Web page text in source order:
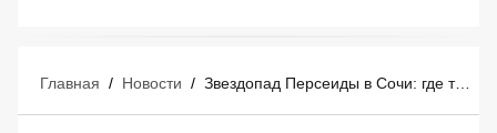
Главная / Новости / Звездопад Персеиды в Сочи: где туристам искать лучшие площадки для наблюдения 12-13 августа